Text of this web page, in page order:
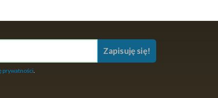
Zapisuję się!
prywatności